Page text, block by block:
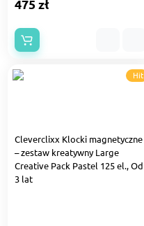
475 zł
Hit
Cleverclixx Klocki magnetyczne
– zestaw kreatywny Large
Creative Pack Pastel 125 el., Od
3 lat